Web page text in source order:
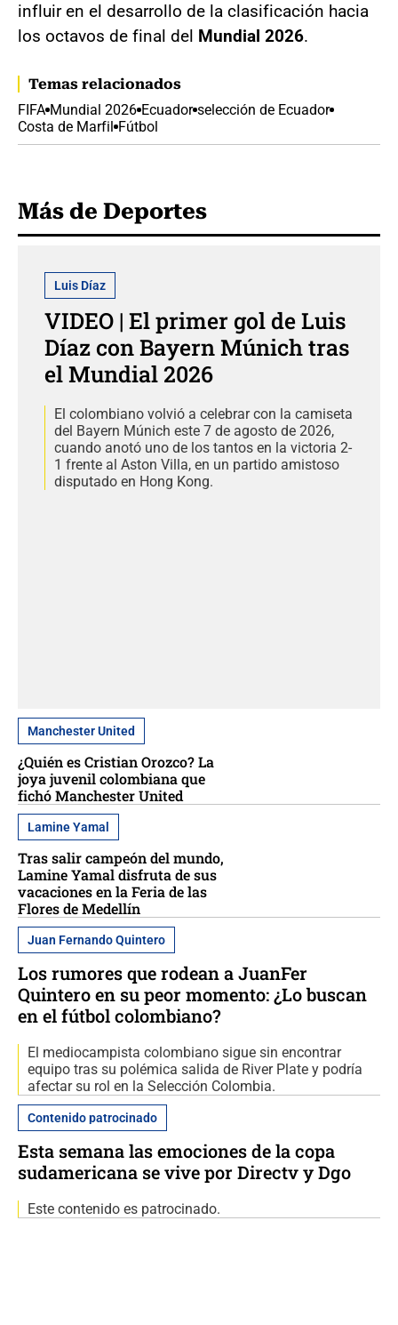
influir en el desarrollo de la clasificación hacia
los octavos de final del Mundial 2026.
Temas relacionados
FIFA Mundial 2026 Ecuador selección de Ecuador
Costa de Marfil Fútbol
Más de Deportes
Luis Díaz
VIDEO | El primer gol de Luis
Díaz con Bayern Múnich tras
el Mundial 2026
El colombiano volvió a celebrar con la camiseta
del Bayern Múnich este 7 de agosto de 2026,
cuando anotó uno de los tantos en la victoria 2-
1 frente al Aston Villa, en un partido amistoso
disputado en Hong Kong.
Manchester United
¿Quién es Cristian Orozco? La
joya juvenil colombiana que
fichó Manchester United
Lamine Yamal
Tras salir campeón del mundo,
Lamine Yamal disfruta de sus
vacaciones en la Feria de las
Flores de Medellín
Juan Fernando Quintero
Los rumores que rodean a JuanFer
Quintero en su peor momento: ¿Lo buscan
en el fútbol colombiano?
El mediocampista colombiano sigue sin encontrar
equipo tras su polémica salida de River Plate y podría
afectar su rol en la Selección Colombia.
Contenido patrocinado
Esta semana las emociones de la copa
sudamericana se vive por Directv y Dgo
Este contenido es patrocinado.